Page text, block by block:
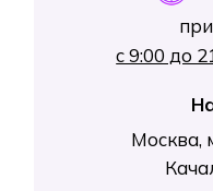
пункт
Москва, м.
Качалинская
Ивановна
ИНН
ОГРНИП